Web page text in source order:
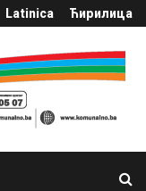
Latinica Ћирилица